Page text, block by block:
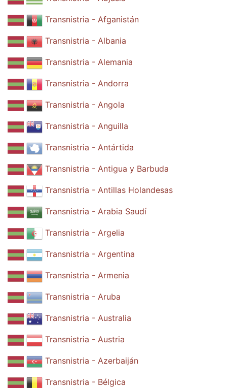
Transnistria - Afganistán
Transnistria - Albania
Transnistria - Alemania
Transnistria - Andorra
Transnistria - Angola
Transnistria - Anguilla
Transnistria - Antártida
Transnistria - Antigua y Barbuda
Transnistria - Antillas Holandesas
Transnistria - Arabia Saudí
Transnistria - Argelia
Transnistria - Argentina
Transnistria - Armenia
Transnistria - Aruba
Transnistria - Australia
Transnistria - Austria
Transnistria - Azerbaiján
Transnistria - Bélgica